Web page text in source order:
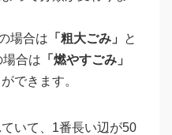
場合は 「粗大ごみ」
と
合は 「燃やすごみ」
できます。
いて、1番長い辺が50